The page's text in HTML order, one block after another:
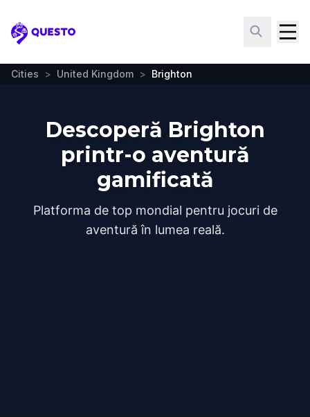
Questo
Cities > United Kingdom > Brighton
Descoperă Brighton
printr-o aventură
gamificată
Platforma de top mondial pentru jocuri de
aventură în lumea reală.